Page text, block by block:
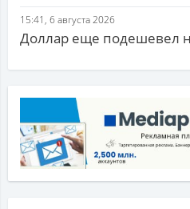
15:41, 6 августа 2026
Доллар еще подешевел